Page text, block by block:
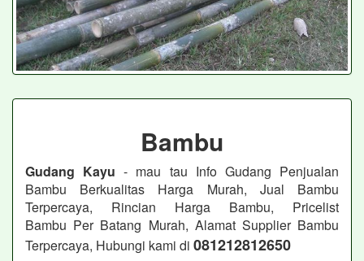
Bambu
Gudang Kayu - mau tau Info Gudang Penjualan
Bambu Berkualitas Harga Murah, Jual Bambu
Terpercaya, Rincian Harga Bambu, Pricelist
Bambu Per Batang Murah, Alamat Supplier Bambu
Terpercaya, Hubungi kami di 081212812650